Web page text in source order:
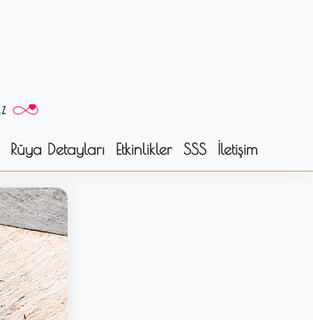
Rüya Detayları Etkinlikler SSS İletişim